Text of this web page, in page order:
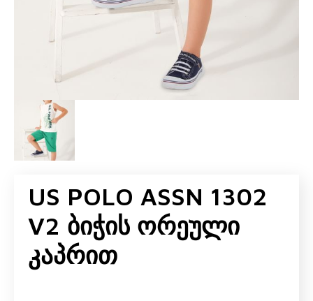
US POLO ASSN 1302
V2 Ბიჭის Ორეული
Კაპრით